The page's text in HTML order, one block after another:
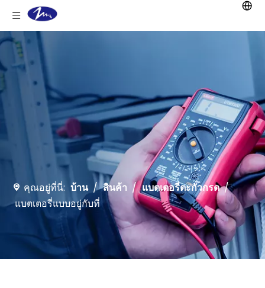
คุณอยู่ที่นี่: บ้าน / สินค้า / แบตเตอรี่ตะกั่วกรด /
แบตเตอรี่แบบอยู่กับที่